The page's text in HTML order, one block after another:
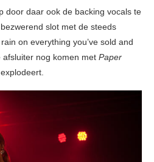
door daar ook de backing vocals te
slot met de steeds
on everything you’ve sold and
afsluiter nog komen met Paper